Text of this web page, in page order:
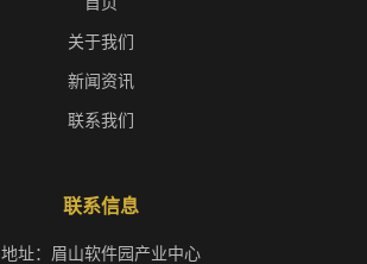
关于我们
新闻资讯
联系我们
联系信息
地址：眉山软件园产业中心